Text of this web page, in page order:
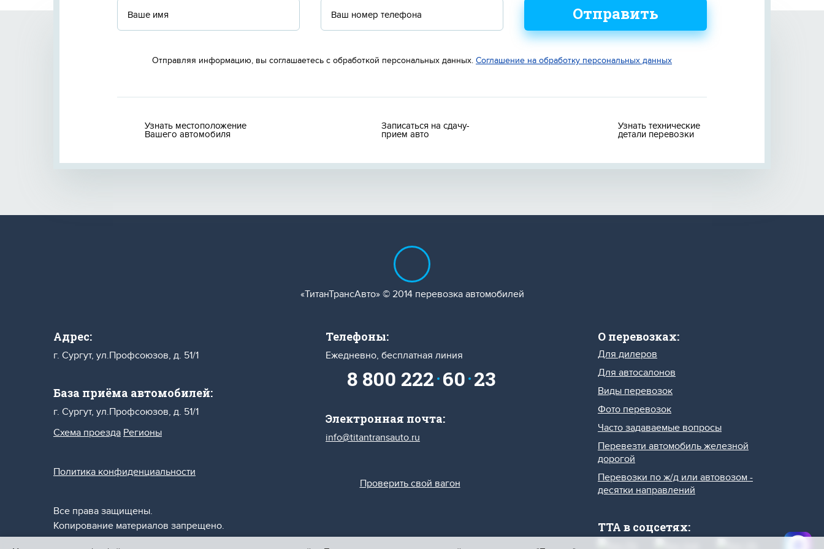
Отправить
Отправляя информацию, вы соглашаетесь с обработкой персональных данных. Соглашение на обработку персональных данных
Узнать местоположение
Вашего автомобиля
Записаться на сдачу-
прием авто
Узнать технические
детали перевозки
«ТитанТрансАвто» © 2014 перевозка автомобилей
Адрес:
г. Сургут, ул.Профсоюзов, д. 51/1
База приёма автомобилей:
г. Сургут, ул.Профсоюзов, д. 51/1
Схема проезда Регионы
Политика конфиденциальности
Все права защищены.
Копирование материалов запрещено.
Телефоны:
Ежедневно, бесплатная линия
8 800 222 60 23
Электронная почта:
info@titantransauto.ru
Проверить свой вагон
О перевозках:
Для дилеров
Для автосалонов
Виды перевозок
Фото перевозок
Часто задаваемые вопросы
Перевезти автомобиль железной
дорогой
Перевозки по ж/д или автовозом -
десятки направлений
ТТА в соцсетях: